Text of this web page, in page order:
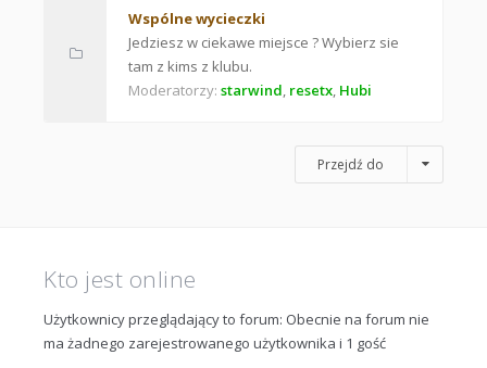
Wspólne wycieczki
Jedziesz w ciekawe miejsce ? Wybierz sie
tam z kims z klubu.
Moderatorzy: starwind, resetx, Hubi
Przejdź do
Kto jest online
Użytkownicy przeglądający to forum: Obecnie na forum nie
ma żadnego zarejestrowanego użytkownika i 1 gość